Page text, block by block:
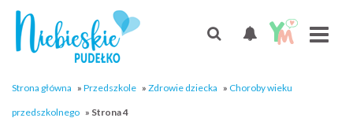
Strona główna » Przedszkole » Zdrowie dziecka » Choroby wieku
przedszkolnego » Strona 4